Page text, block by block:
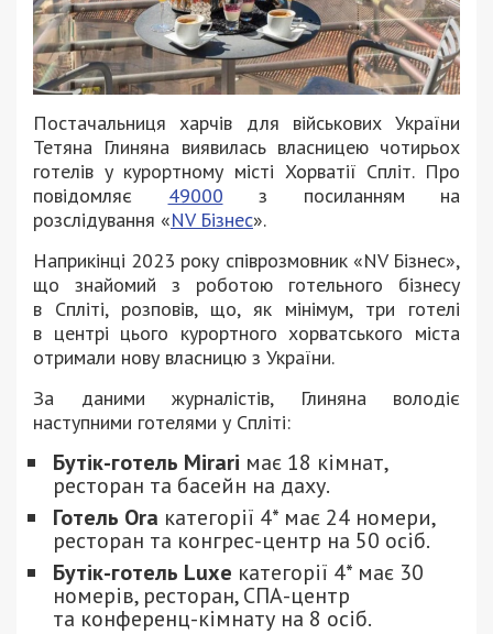
Постачальниця харчів для військових України
Тетяна Глиняна виявилась власницею чотирьох
готелів у курортному місті Хорватії Спліт. Про
повідомляє 49000 з посиланням на
розслідування «NV Бізнес».
Наприкінці 2023 року співрозмовник «NV Бізнес»,
що знайомий з роботою готельного бізнесу
в Спліті, розповів, що, як мінімум, три готелі
в центрі цього курортного хорватського міста
отримали нову власницю з України.
За даними журналістів, Глиняна володіє
наступними готелями у Спліті:
Бутік-готель Mirari має 18 кімнат,
ресторан та басейн на даху.
Готель Ora категорії 4* має 24 номери,
ресторан та конгрес-центр на 50 осіб.
Бутік-готель Luxe категорії 4* має 30
номерів, ресторан, СПА-центр
та конференц-кімнату на 8 осіб.